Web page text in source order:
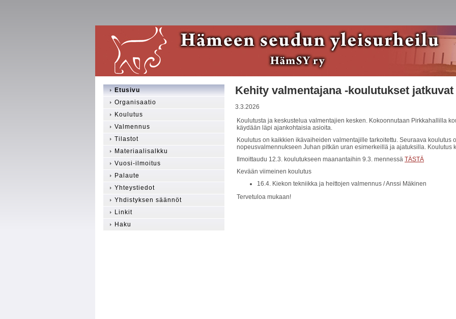
Kehity valmentajana -koulutukset jatkuvat
3.3.2026
Koulutusta ja keskustelua valmentajien kesken. Kokoonnutaan Pirkkahallilla
käydään läpi ajankohtaisia asioita.
Koulutus on kaikkien ikävaiheiden valmentajille tarkoitettu. Seuraava koulutus
nopeusvalmennukseen Juhan pitkän uran esimerkeillä ja ajatuksilla. Koulutus
Ilmoittaudu 12.3. koulutukseen maanantaihin 9.3. mennessä TÄSTÄ
Kevään viimeinen koulutus
16.4. Kiekon tekniikka ja heittojen valmennus / Anssi Mäkinen
Tervetuloa mukaan!
Etusivu
Organisaatio
Koulutus
Valmennus
Tilastot
Materiaalisalkku
Vuosi-ilmoitus
Palaute
Yhteystiedot
Yhdistyksen säännöt
Linkit
Haku